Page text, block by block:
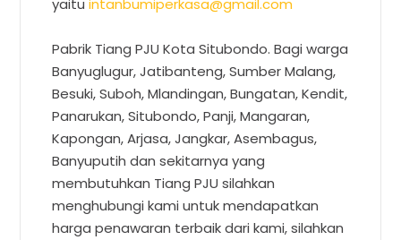
yaituintanbumiperkasa@gmail.com
Pabrik Tiang PJU Kota Situbondo. Bagi warga
Banyuglugur, Jatibanteng, Sumber Malang,
Besuki, Suboh, Mlandingan, Bungatan, Kendit,
Panarukan, Situbondo, Panji, Mangaran,
Kapongan, Arjasa, Jangkar, Asembagus,
Banyuputih dan sekitarnya yang
membutuhkan Tiang PJU silahkan
menghubungi kami untuk mendapatkan
harga penawaran terbaik dari kami, silahkan